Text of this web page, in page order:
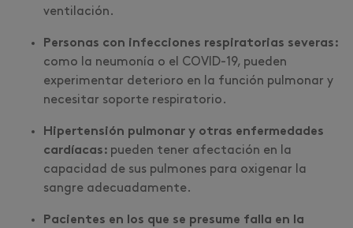
ventilación.
Personas con infecciones respiratorias severas:
como la neumonía o el COVID-19, pueden
experimentar deterioro en la función pulmonar y
necesitar soporte respiratorio.
Hipertensión pulmonar y otras enfermedades
cardíacas: pueden tener afectación en la
capacidad de sus pulmones para oxigenar la
sangre adecuadamente.
Pacientes en los que se presume falla en la